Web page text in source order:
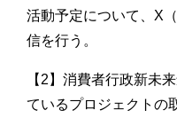
活動予定について、X
信を行う。
【2】消費者行政新未
ているプロジェクトの